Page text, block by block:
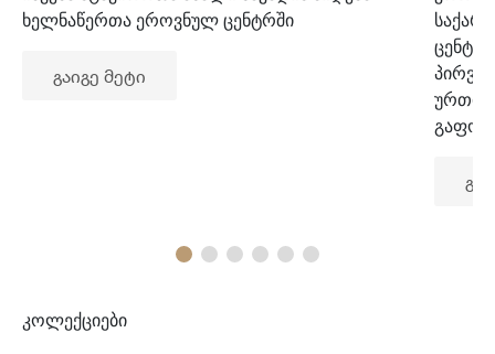
ხელნაწერთა ეროვნულ ცენტრში
გაიგე მეტი
კოლექციები